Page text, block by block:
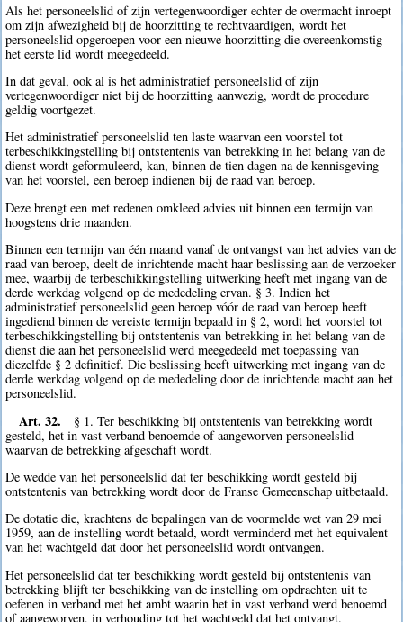
Als het personeelslid of zijn vertegenwoordiger echter de overmacht inroept
om zijn afwezigheid bij de hoorzitting te rechtvaardigen, wordt het
personeelslid opgeroepen voor een nieuwe hoorzitting die overeenkomstig
het eerste lid wordt meegedeeld.
In dat geval, ook al is het administratief personeelslid of zijn
vertegenwoordiger niet bij de hoorzitting aanwezig, wordt de procedure
geldig voortgezet.
Het administratief personeelslid ten laste waarvan een voorstel tot
terbeschikkingstelling bij ontstentenis van betrekking in het belang van de
dienst wordt geformuleerd, kan, binnen de tien dagen na de kennisgeving
van het voorstel, een beroep indienen bij de raad van beroep.
Deze brengt een met redenen omkleed advies uit binnen een termijn van
hoogstens drie maanden.
Binnen een termijn van één maand vanaf de ontvangst van het advies van de
raad van beroep, deelt de inrichtende macht haar beslissing aan de verzoeker
mee, waarbij de terbeschikkingstelling uitwerking heeft met ingang van de
derde werkdag volgend op de mededeling ervan. § 3. Indien het
administratief personeelslid geen beroep vóór de raad van beroep heeft
ingediend binnen de vereiste termijn bepaald in § 2, wordt het voorstel tot
terbeschikkingstelling bij ontstentenis van betrekking in het belang van de
dienst die aan het personeelslid werd meegedeeld met toepassing van
diezelfde § 2 definitief. Die beslissing heeft uitwerking met ingang van de
derde werkdag volgend op de mededeling door de inrichtende macht aan het
personeelslid.
Art. 32.
§ 1. Ter beschikking bij ontstentenis van betrekking wordt
gesteld, het in vast verband benoemde of aangeworven personeelslid
waarvan de betrekking afgeschaft wordt.
De wedde van het personeelslid dat ter beschikking wordt gesteld bij
ontstentenis van betrekking wordt door de Franse Gemeenschap uitbetaald.
De dotatie die, krachtens de bepalingen van de voormelde wet van 29 mei
1959, aan de instelling wordt betaald, wordt verminderd met het equivalent
van het wachtgeld dat door het personeelslid wordt ontvangen.
Het personeelslid dat ter beschikking wordt gesteld bij ontstentenis van
betrekking blijft ter beschikking van de instelling om opdrachten uit te
oefenen in verband met het ambt waarin het in vast verband werd benoemd
of aangeworven, in verhouding tot het wachtgeld dat het ontvangt.